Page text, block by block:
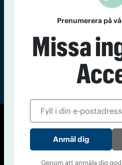
© Tidningen
Cookiepolicy
Prenumerera på
Missa
Genom att anmäla dig